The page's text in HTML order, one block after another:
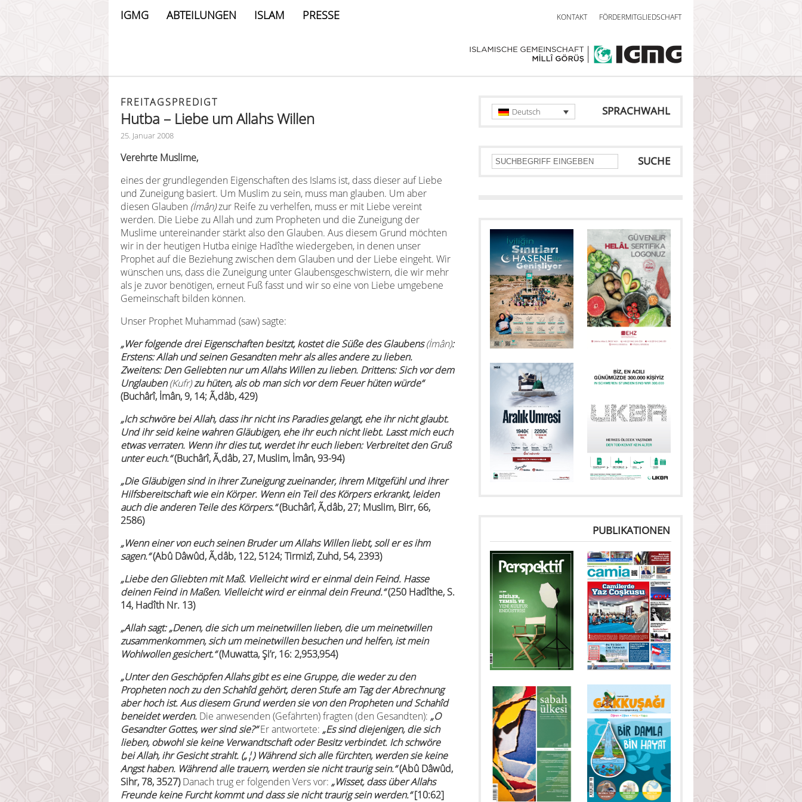
IGMG ABTEILUNGEN ISLAM PRESSE KONTAKT FÖRDERMITGLIEDSCHAFT
FREITAGSPREDIGT
Hutba – Liebe um Allahs Willen
25. Januar 2008
Verehrte Muslime,
eines der grundlegenden Eigenschaften des Islams ist, dass dieser auf Liebe
und Zuneigung basiert. Um Muslim zu sein, muss man glauben. Um aber
diesen Glauben (İmân)zur Reife zu verhelfen, muss er mit Liebe vereint
werden. Die Liebe zu Allah und zum Propheten und die Zuneigung der
Muslime untereinander stärkt also den Glauben. Aus diesem Grund möchten
wir in der heutigen Hutba einige Hadîthe wiedergeben, in denen unser
Prophet auf die Beziehung zwischen dem Glauben und der Liebe eingeht. Wir
wünschen uns, dass die Zuneigung unter Glaubensgeschwistern, die wir mehr
als je zuvor benötigen, erneut Fuß fasst und wir so eine von Liebe umgebene
Gemeinschaft bilden können.
Unser Prophet Muhammad (saw) sagte:
„Wer folgende drei Eigenschaften besitzt, kostet die Süße des Glaubens(İmân):
Erstens: Allah und seinen Gesandten mehr als alles andere zu lieben.
Zweitens: Den Geliebten nur um Allahs Willen zu lieben. Drittens: Sich vor dem
Unglauben(Kufr)zu hüten, als ob man sich vor dem Feuer hüten würde“
(Buchârî, İmân, 9, 14; Ã‚dâb, 429)
„Ich schwöre bei Allah, dass ihr nicht ins Paradies gelangt, ehe ihr nicht glaubt.
Und ihr seid keine wahren Gläubigen, ehe ihr euch nicht liebt. Lasst mich euch
etwas verraten. Wenn ihr dies tut, werdet ihr euch lieben: Verbreitet den Gruß
unter euch.“(Buchârî, Ã‚dâb, 27, Muslim, İmân, 93-94)
„Die Gläubigen sind in ihrer Zuneigung zueinander, ihrem Mitgefühl und ihrer
Hilfsbereitschaft wie ein Körper. Wenn ein Teil des Körpers erkrankt, leiden
auch die anderen Teile des Körpers.“(Buchârî, Ã‚dâb, 27; Muslim, Birr, 66,
2586)
„Wenn einer von euch seinen Bruder um Allahs Willen liebt, soll er es ihm
sagen.“(Abû Dâwûd, Ã‚dâb, 122, 5124; Tirmizî, Zuhd, 54, 2393)
„Liebe den Gliebten mit Maß. Vielleicht wird er einmal dein Feind. Hasse
deinen Feind in Maßen. Vielleicht wird er einmal dein Freund.“(250 Hadîthe, S.
14, Hadîth Nr. 13)
„Allah sagt: „Denen, die sich um meinetwillen lieben, die um meinetwillen
zusammenkommen, sich um meinetwillen besuchen und helfen, ist mein
Wohlwollen gesichert.“(Muwatta, Şi’r, 16: 2,953,954)
„Unter den Geschöpfen Allahs gibt es eine Gruppe, die weder zu den
Propheten noch zu den Schahîd gehört, deren Stufe am Tag der Abrechnung
aber hoch ist. Aus diesem Grund werden sie von den Propheten und Schahîd
beneidet werden. Die anwesenden (Gefährten) fragten (den Gesandten): „O
Gesandter Gottes, wer sind sie?“Er antwortete: „Es sind diejenigen, die sich
lieben, obwohl sie keine Verwandtschaft oder Besitz verbindet. Ich schwöre
bei Allah, ihr Gesicht strahlt. („¦) Während sich alle fürchten, werden sie keine
Angst haben. Während alle trauern, werden sie nicht traurig sein.“(Abû Dâwûd,
Sihr, 78, 3527) Danach trug er folgenden Vers vor: „Wisset, dass über Allahs
Freunde keine Furcht kommt und dass sie nicht traurig sein werden.“[10:62]
SPRACHWAHL
Deutsch
SUCHE
PUBLIKATIONEN